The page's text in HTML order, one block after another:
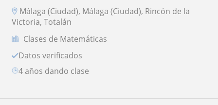
Málaga (Ciudad), Málaga (Ciudad), Rincón de la
Victoria, Totalán
Clases de Matemáticas
Datos verificados
4 años dando clase